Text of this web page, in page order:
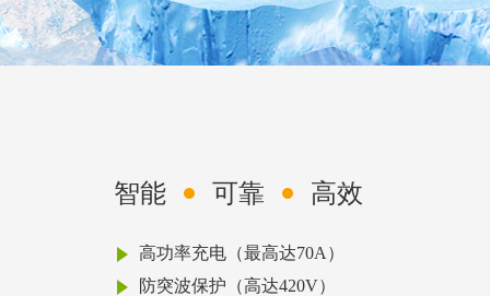
智能 可靠 高效
高功率充电（最高达70A）
防突波保护（高达420V）